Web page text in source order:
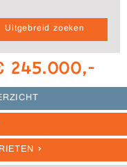
Uitgebreid zoeken
245.000,-